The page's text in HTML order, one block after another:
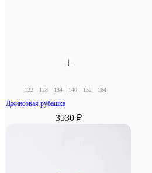
122 128 134 140 152 164
Джинсовая рубашка
3530 ₽